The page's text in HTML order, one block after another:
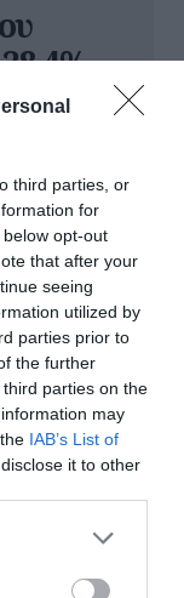
third parties, or
for
opt-out
that after your
seeing
utilized by
parties prior to
the further
parties on the
may
IAB’s List of
it to other
or more Google
may click to
του 2024.
παραγωγή
τις